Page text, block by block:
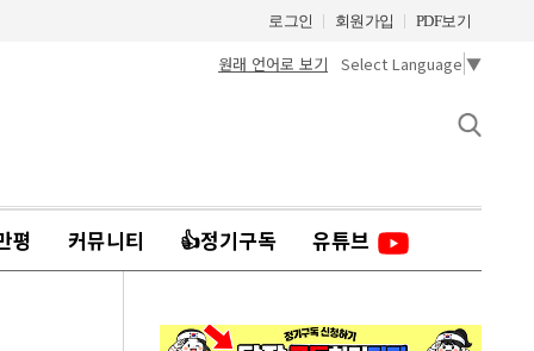
로그인 회원가입 PDF보기
원래 언어로 보기 Select Language ▼
평 커뮤니티 👍정기구독 유튜브